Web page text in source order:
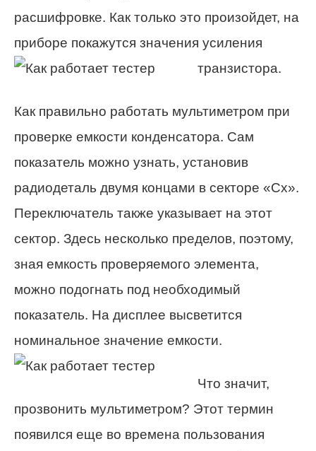
расшифровке. Как только это произойдет, на
приборе покажутся значения усиления
транзистора.
Как правильно работать мультиметром при
проверке емкости конденсатора. Сам
показатель можно узнать, установив
радиодеталь двумя концами в секторе «Cx».
Переключатель также указывает на этот
сектор. Здесь несколько пределов, поэтому,
зная емкость проверяемого элемента,
можно подогнать под необходимый
показатель. На дисплее высветится
номинальное значение емкости.
Что значит,
прозвонить мультиметром? Этот термин
появился еще во времена пользования